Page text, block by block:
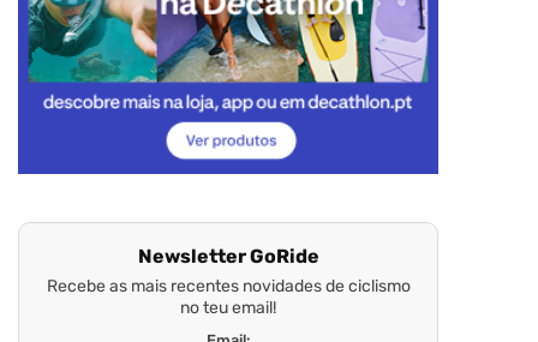
Newsletter GoRide
Recebe as mais recentes novidades de ciclismo
no teu email!